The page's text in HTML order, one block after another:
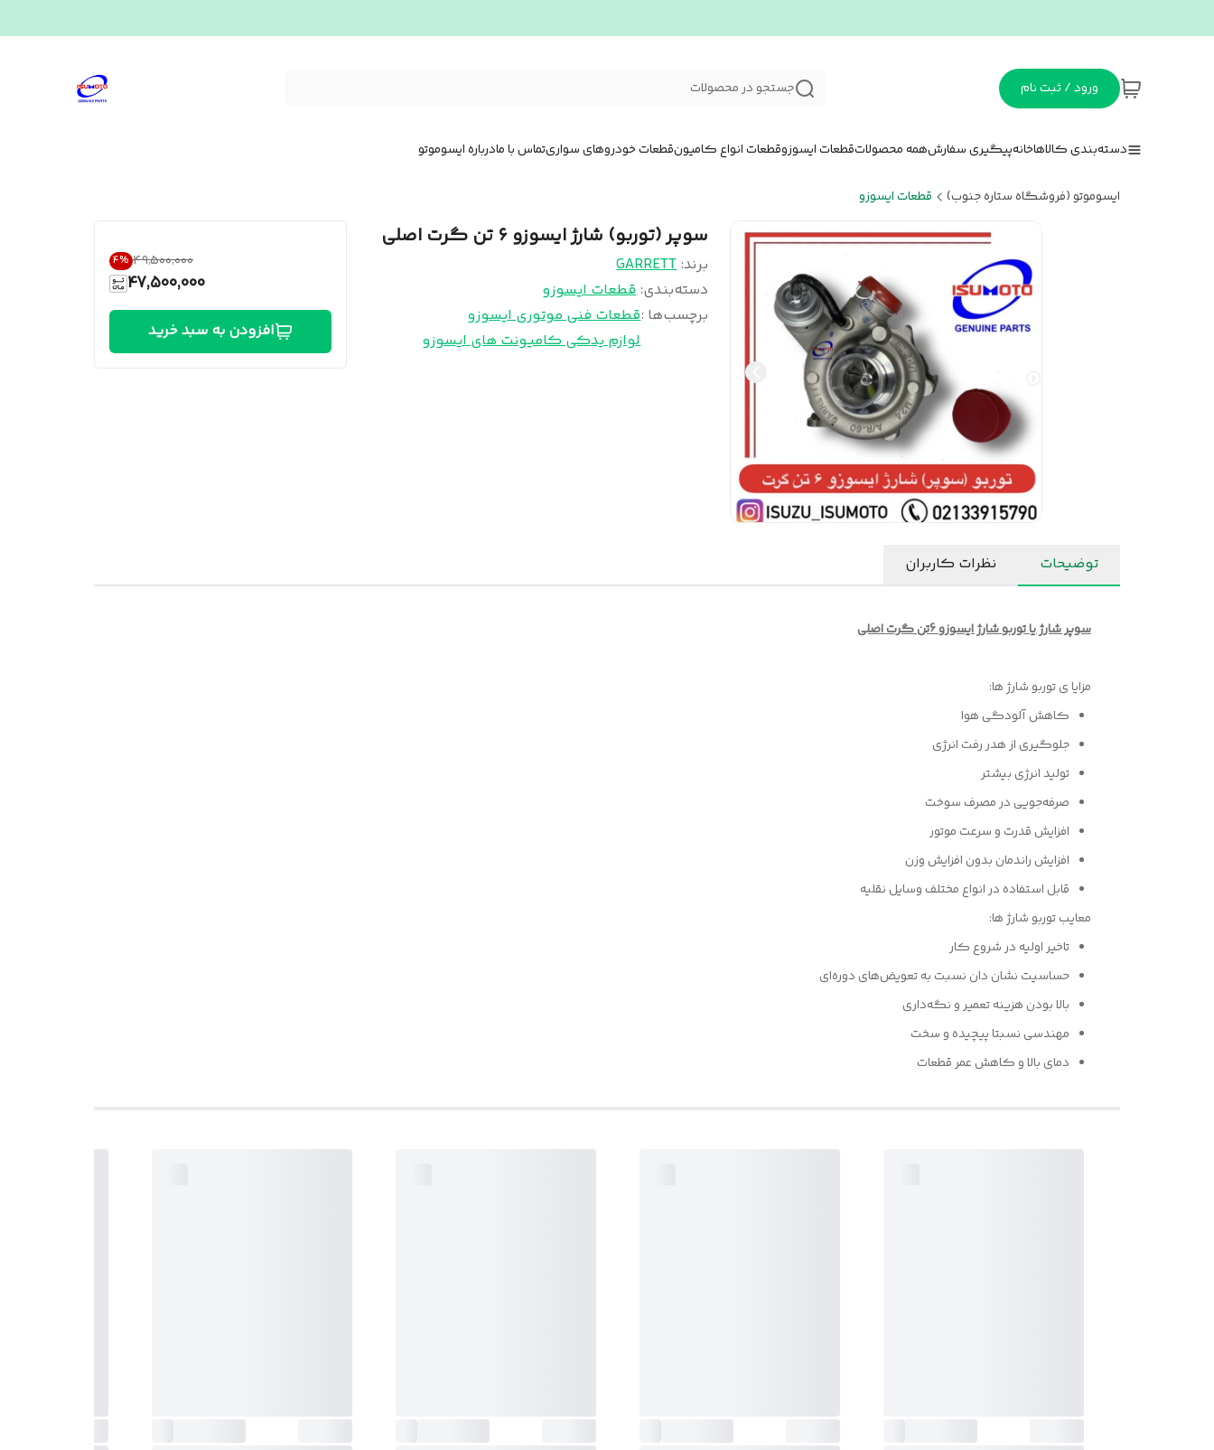
ورود / ثبت نام جستجو در محصولات
دسته‌بندی کالاهاخانهپیگیری سفارشهمه محصولاتقطعات ایسوزوقطعات انواع کامیونقطعات خودروهای سواریتماس با مادرباره ایسوموتو
ایسوموتو (فروشگاه ستاره جنوب) قطعات ایسوزو
سوپر (توربو) شارژ ایسوزو ۶ تن گرت اصلی
برند:GARRETT
دسته‌بندی:قطعات ایسوزو
برچسب‌ها :قطعات فنی موتوری ایسوزو
لوازم یدکی کامیونت های ایسوزو
۴۹٬۵۰۰٬۰۰۰ 4%
47,500,000
افزودن به سبد خرید
توضیحات نظرات کاربران
سوپر شارژ یا توربو شارژ ایسوزو 6تن گرت اصلی
مزایا ی توربو شارژ ها:
کاهش آلودگی هوا
جلوگیری از هدر رفت انرژی
تولید انرژی بیشتر
صرفه‌جویی در مصرف سوخت
افزایش قدرت و سرعت موتور
افزایش راندمان بدون افزایش وزن
قابل استفاده در انواع مختلف وسایل نقلیه
معایب توربو شارژ ها:
تاخیر اولیه در شروع کار
حساسیت نشان دان نسبت به تعویض‌های دوره‌ای
بالا بودن هزینه تعمیر و نگه‌داری
مهندسی نسبتا پیچیده و سخت
دمای بالا و کاهش عمر قطعات